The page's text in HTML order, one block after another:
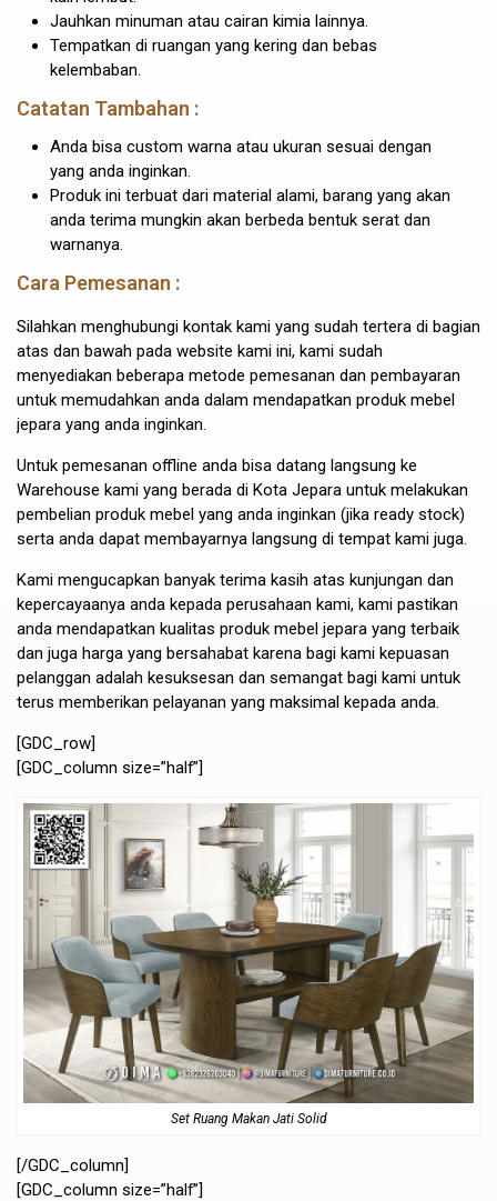
Jauhkan minuman atau cairan kimia lainnya.
Tempatkan di ruangan yang kering dan bebas
kelembaban.
Catatan Tambahan :
Anda bisa custom warna atau ukuran sesuai dengan
yang anda inginkan.
Produk ini terbuat dari material alami, barang yang akan
anda terima mungkin akan berbeda bentuk serat dan
warnanya.
Cara Pemesanan :
Silahkan menghubungi kontak kami yang sudah tertera di bagian
atas dan bawah pada website kami ini, kami sudah
menyediakan beberapa metode pemesanan dan pembayaran
untuk memudahkan anda dalam mendapatkan produk mebel
jepara yang anda inginkan.
Untuk pemesanan offline anda bisa datang langsung ke
Warehouse kami yang berada di Kota Jepara untuk melakukan
pembelian produk mebel yang anda inginkan (jika ready stock)
serta anda dapat membayarnya langsung di tempat kami juga.
Kami mengucapkan banyak terima kasih atas kunjungan dan
kepercayaanya anda kepada perusahaan kami, kami pastikan
anda mendapatkan kualitas produk mebel jepara yang terbaik
dan juga harga yang bersahabat karena bagi kami kepuasan
pelanggan adalah kesuksesan dan semangat bagi kami untuk
terus memberikan pelayanan yang maksimal kepada anda.
[GDC_row]
[GDC_column size=”half”]
Set Ruang Makan Jati Solid
[/GDC_column]
[GDC_column size=”half”]